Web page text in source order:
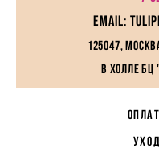
EMAIL:
125047,
в холле БЦ